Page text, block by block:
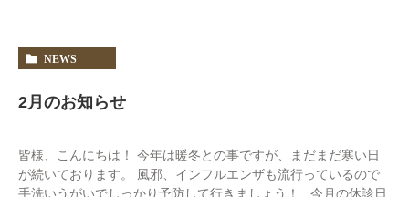
NEWS
2月のお知らせ
皆様、こんにちは！ 今年は暖冬との事ですが、まだまだ寒い日
が続いております。 風邪、インフルエンザも流行っているので
手洗いうがいでしっかり予防して行きましょう！ 今月の休診日